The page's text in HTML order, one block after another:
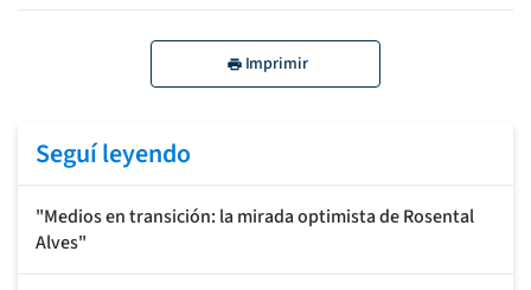
Imprimir
Seguí leyendo
"Medios en transición: la mirada optimista de Rosental
Alves"